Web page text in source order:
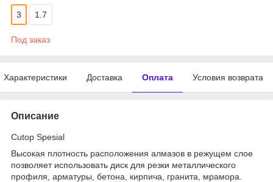
3 1.7
Под заказ
Характеристики Доставка Оплата Условия возврата
Описание
Cutop Spesial
Высокая плотность расположения алмазов в режущем слое
позволяет использовать диск для резки металлического
профиля, арматуры, бетона, кирпича, гранита, мрамора.